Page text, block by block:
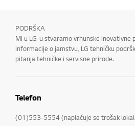
PODRŠKA
Mi u LG-u stvaramo vrhunske
informacije o jamstvu, LG tehničku
pitanja tehničke i servisne prirode.
Telefon
(01)553-5554 (naplaćuje se trošak